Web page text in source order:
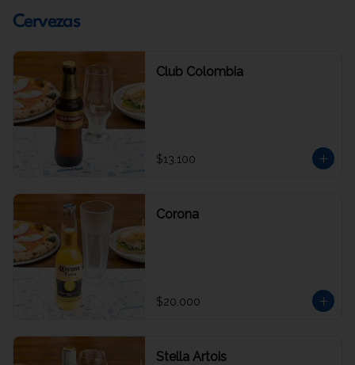
Cervezas
Club Colombia
$13.100
Corona
$20.000
Stella Artois